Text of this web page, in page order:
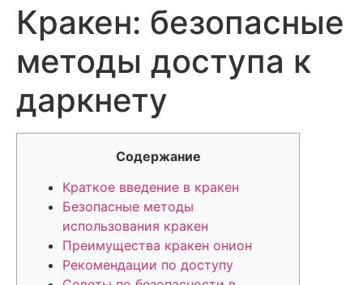
Кракен: безопасные
методы доступа к
даркнету
Содержание
Краткое введение в кракен
Безопасные методы
использования кракен
Преимущества кракен онион
Рекомендации по доступу